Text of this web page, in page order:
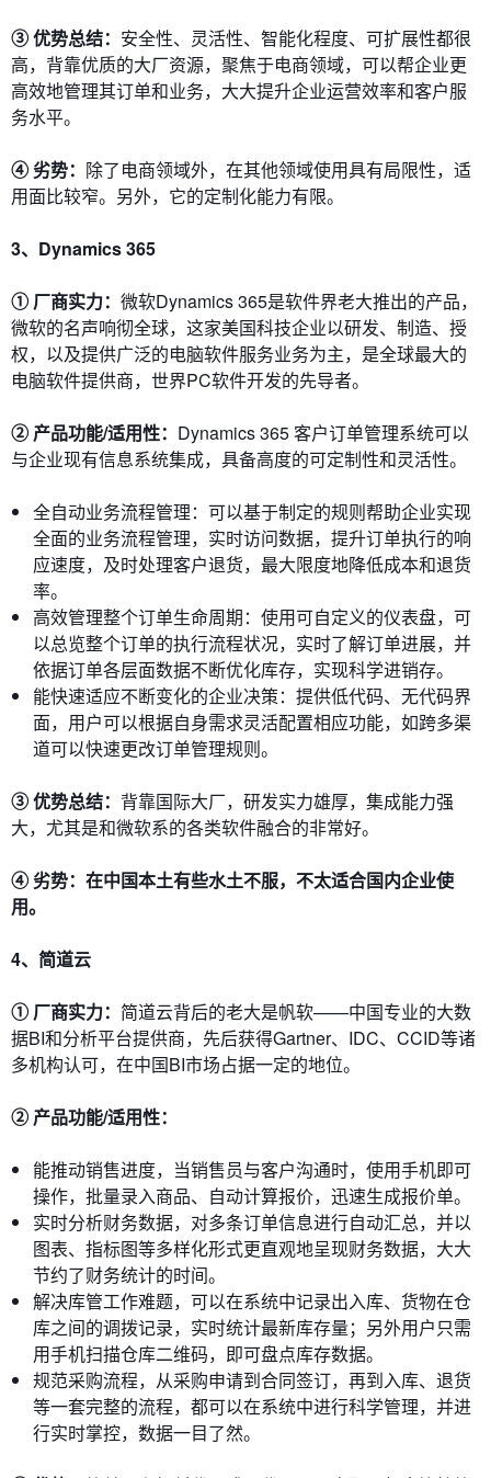
③ 优势总结： 安全性、灵活性、智能化程度、可扩展性都很
高，背靠优质的大厂资源，聚焦于电商领域，可以帮企业更
高效地管理其订单和业务，大大提升企业运营效率和客户服
务水平。
④ 劣势： 除了电商领域外，在其他领域使用具有局限性，适
用面比较窄。另外，它的定制化能力有限。
3、 Dynamics 365
① 厂商实力： 微软Dynamics 365是软件界老大推出的产品，
微软的名声响彻全球，这家美国科技企业以研发、制造、授
权，以及提供广泛的电脑软件服务业务为主，是全球最大的
电脑软件提供商，世界PC软件开发的先导者。
② 产品功能/适用性： Dynamics 365 客户订单管理系统可以
与企业现有信息系统集成，具备高度的可定制性和灵活性。
全自动业务流程管理：可以基于制定的规则帮助企业实现
全面的业务流程管理，实时访问数据，提升订单执行的响
应速度，及时处理客户退货，最大限度地降低成本和退货
率。
高效管理整个订单生命周期：使用可自定义的仪表盘，可
以总览整个订单的执行流程状况，实时了解订单进展，并
依据订单各层面数据不断优化库存，实现科学进销存。
能快速适应不断变化的企业决策：提供低代码、无代码界
面，用户可以根据自身需求灵活配置相应功能，如跨多渠
道可以快速更改订单管理规则。
③ 优势总结： 背靠国际大厂，研发实力雄厚，集成能力强
大，尤其是和微软系的各类软件融合的非常好。
④ 劣势：在中国本土有些水土不服，不太适合国内企业使
用。
4、简道云
① 厂商实力： 简道云背后的老大是帆软——中国专业的大数
据BI和分析平台提供商，先后获得Gartner、IDC、CCID等诸
多机构认可，在中国BI市场占据一定的地位。
② 产品功能/适用性：
能推动销售进度，当销售员与客户沟通时，使用手机即可
操作，批量录入商品、自动计算报价，迅速生成报价单。
实时分析财务数据，对多条订单信息进行自动汇总，并以
图表、指标图等多样化形式更直观地呈现财务数据，大大
节约了财务统计的时间。
解决库管工作难题，可以在系统中记录出入库、货物在仓
库之间的调拨记录，实时统计最新库存量；另外用户只需
用手机扫描仓库二维码，即可盘点库存数据。
规范采购流程，从采购申请到合同签订，再到入库、退货
等一套完整的流程，都可以在系统中进行科学管理，并进
行实时掌控，数据一目了然。